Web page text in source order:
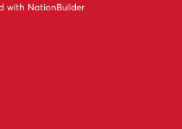
with NationBuilder